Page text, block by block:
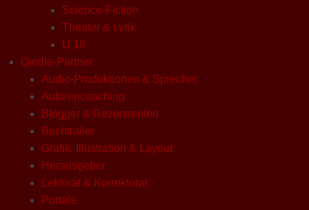
Science-Fiction
Theater & Lyrik
U 18
Qindie-Partner
Audio-Produktionen & Sprecher
Autorencoaching
Blogger & Rezensenten
Buchtrailer
Grafik, Illustration & Layout
Herausgeber
Lektorat & Korrektorat
Portale